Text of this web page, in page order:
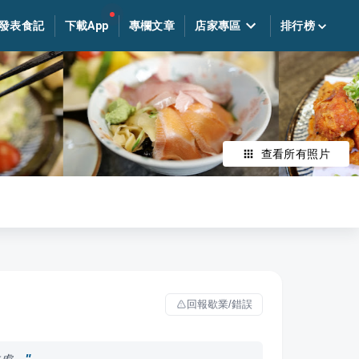
表食記 下載App 專欄文章 店家專區 排行榜
查看所有照片
回報歇業/錯誤